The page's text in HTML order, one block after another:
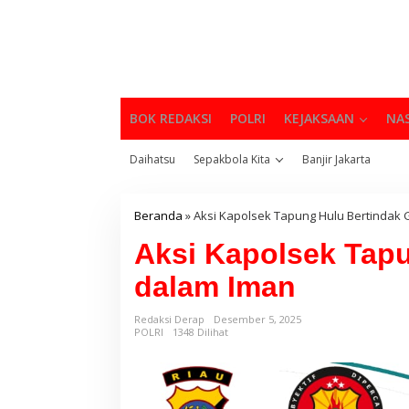
BOK REDAKSI POLRI KEJAKSAAN
Daihatsu Sepakbola Kita Banjir Jakarta
Beranda »Aksi Kapolsek Tapung Hulu Bertindak
Aksi Kapolsek
dalam Iman
Redaksi Derap
Desember 5, 2025
POLRI
1348 Dilihat